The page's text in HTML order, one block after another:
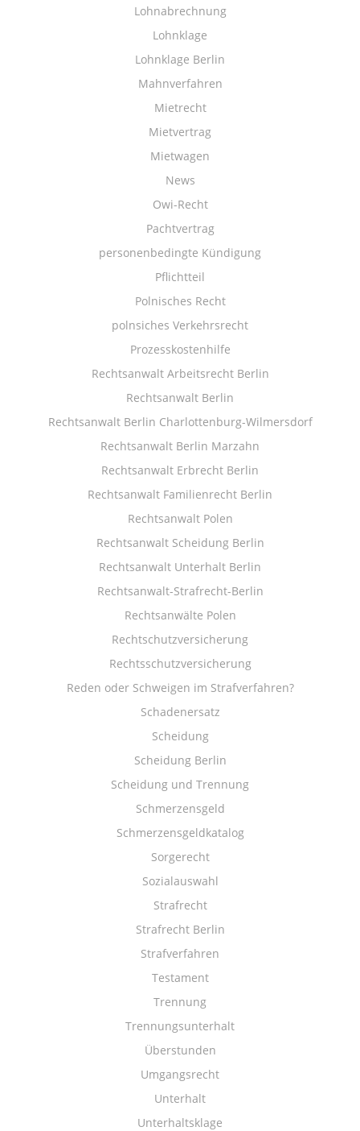
Lohnabrechnung
Lohnklage
Lohnklage Berlin
Mahnverfahren
Mietrecht
Mietvertrag
Mietwagen
News
Owi-Recht
Pachtvertrag
personenbedingte Kündigung
Pflichtteil
Polnisches Recht
polnsiches Verkehrsrecht
Prozesskostenhilfe
Rechtsanwalt Arbeitsrecht Berlin
Rechtsanwalt Berlin
Rechtsanwalt Berlin Charlottenburg-Wilmersdorf
Rechtsanwalt Berlin Marzahn
Rechtsanwalt Erbrecht Berlin
Rechtsanwalt Familienrecht Berlin
Rechtsanwalt Polen
Rechtsanwalt Scheidung Berlin
Rechtsanwalt Unterhalt Berlin
Rechtsanwalt-Strafrecht-Berlin
Rechtsanwälte Polen
Rechtschutzversicherung
Rechtsschutzversicherung
Reden oder Schweigen im Strafverfahren?
Schadenersatz
Scheidung
Scheidung Berlin
Scheidung und Trennung
Schmerzensgeld
Schmerzensgeldkatalog
Sorgerecht
Sozialauswahl
Strafrecht
Strafrecht Berlin
Strafverfahren
Testament
Trennung
Trennungsunterhalt
Überstunden
Umgangsrecht
Unterhalt
Unterhaltsklage